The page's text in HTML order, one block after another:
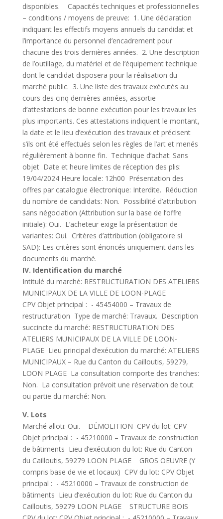
disponibles. Capacités techniques et professionnelles
– conditions / moyens de preuve: 1. Une déclaration
indiquant les effectifs moyens annuels du candidat et
l’importance du personnel d’encadrement pour
chacune des trois dernières années. 2. Une description
de l’outillage, du matériel et de l’équipement technique
dont le candidat disposera pour la réalisation du
marché public. 3. Une liste des travaux exécutés au
cours des cinq dernières années, assortie
d’attestations de bonne exécution pour les travaux les
plus importants. Ces attestations indiquent le montant,
la date et le lieu d’exécution des travaux et précisent
s’ils ont été effectués selon les règles de l’art et menés
régulièrement à bonne fin. Technique d’achat: Sans
objet Date et heure limites de réception des plis:
19/04/2024 Heure locale: 12h00 Présentation des
offres par catalogue électronique: Interdite. Réduction
du nombre de candidats: Non. Possibilité d’attribution
sans négociation (Attribution sur la base de l’offre
initiale): Oui. L’acheteur exige la présentation de
variantes: Oui. Critères d’attribution (obligatoire si
SAD): Les critères sont énoncés uniquement dans les
documents du marché.
IV. Identification du marché
Intitulé du marché: RESTRUCTURATION DES ATELIERS
MUNICIPAUX DE LA VILLE DE LOON-PLAGE
CPV Objet principal : - 45454000 – Travaux de
restructuration Type de marché: Travaux. Description
succincte du marché: RESTRUCTURATION DES
ATELIERS MUNICIPAUX DE LA VILLE DE LOON-
PLAGE Lieu principal d’exécution du marché: ATELIERS
MUNICIPAUX – Rue du Canton du Cailloutis, 59279,
LOON PLAGE La consultation comporte des tranches:
Non. La consultation prévoit une réservation de tout
ou partie du marché: Non.
V. Lots
Marché alloti: Oui. DÉMOLITION CPV du lot: CPV
Objet principal : - 45210000 – Travaux de construction
de bâtiments Lieu d’exécution du lot: Rue du Canton
du Cailloutis, 59279 LOON PLAGE GROS OEUVRE (Y
compris base de vie et locaux) CPV du lot: CPV Objet
principal : - 45210000 – Travaux de construction de
bâtiments Lieu d’exécution du lot: Rue du Canton du
Cailloutis, 59279 LOON PLAGE STRUCTURE BOIS